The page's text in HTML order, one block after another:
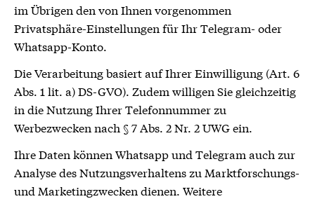
im Übrigen den von Ihnen vorgenommen
Privatsphäre-Einstellungen für Ihr Telegram- oder
Whatsapp-Konto.
Die Verarbeitung basiert auf Ihrer Einwilligung (Art. 6
Abs. 1 lit. a) DS-GVO). Zudem willigen Sie gleichzeitig
in die Nutzung Ihrer Telefonnummer zu
Werbezwecken nach § 7 Abs. 2 Nr. 2 UWG ein.
Ihre Daten können Whatsapp und Telegram auch zur
Analyse des Nutzungsverhaltens zu Marktforschungs-
und Marketingzwecken dienen. Weitere